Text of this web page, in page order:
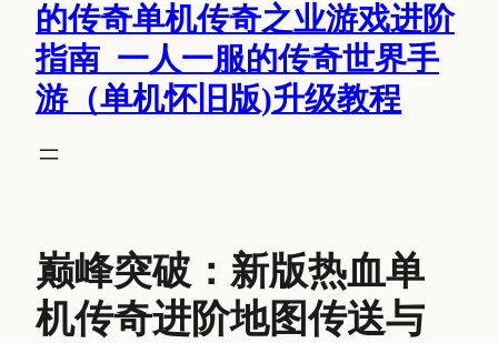
的传奇单机传奇之业游戏进阶
指南_一人一服的传奇世界手
游（单机怀旧版)升级教程
巅峰突破：新版热血单
机传奇进阶地图传送与